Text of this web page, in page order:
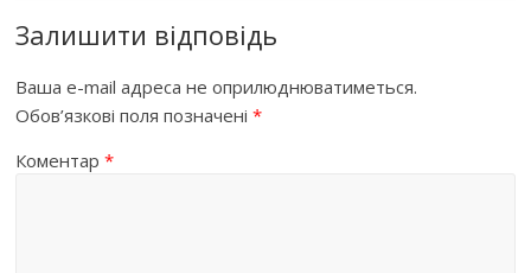
Залишити відповідь
Ваша e-mail адреса не оприлюднюватиметься.
Обов’язкові поля позначені*
Коментар*